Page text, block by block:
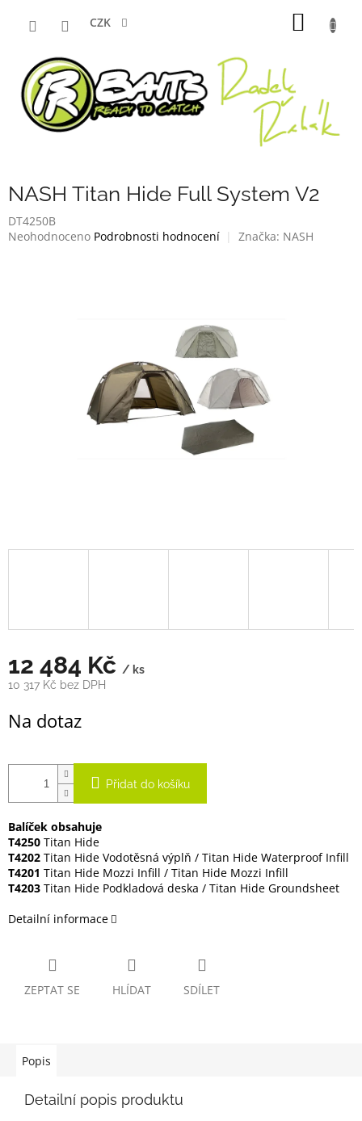
CZK
NASH Titan Hide Full System V2
DT4250B
Průměrné
Neohodnoceno Podrobnosti hodnocení Značka: NASH
12 484 Kč / ks
10 317 Kč bez DPH
cena:
Na dotaz
Přidat do košíku
Balíček obsahuje
T4250 Titan Hide
T4202 Titan Hide Vodotěsná výplň / Titan Hide Waterproof Infill
T4201 Titan Hide Mozzi Infill / Titan Hide Mozzi Infill
T4203 Titan Hide Podkladová deska / Titan Hide Groundsheet
Detailní informace
ZEPTAT SE HLÍDAT SDÍLET
Popis
Detailní popis produktu